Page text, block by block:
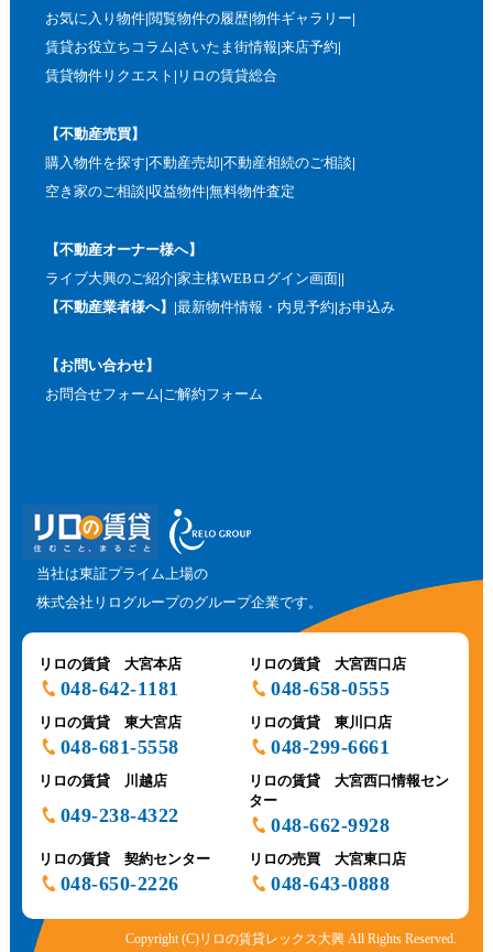
お気に入り物件 閲覧物件の履歴 物件ギャラリー
賃貸お役立ちコラム さいたま街情報 来店予約
賃貸物件リクエスト リロの賃貸総合
【不動産売買】
購入物件を探す 不動産売却 不動産相続のご相談
空き家のご相談 収益物件 無料物件査定
【不動産オーナー様へ】
ライブ大興のご紹介 家主様WEBログイン画面
【不動産業者様へ】
最新物件情報・内見予約 お申込み
【お問い合わせ】
お問合せフォーム ご解約フォーム
当社は東証プライム上場の
株式会社リログループのグループ企業です。
リロの賃貸 大宮本店
048-642-1181
リロの賃貸 大宮西口店
048-658-0555
リロの賃貸 東大宮店
048-681-5558
リロの賃貸 東川口店
048-299-6661
リロの賃貸 川越店
049-238-4322
リロの賃貸 大宮西口情報セン
ター
048-662-9928
リロの賃貸 契約センター
048-650-2226
リロの売買 大宮東口店
048-643-0888
Copyright (C)リロの賃貸レックス大興 All Rights Reserved.